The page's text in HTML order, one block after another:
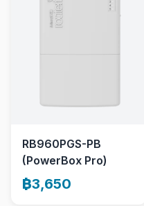
RB960PGS-PB
(PowerBox Pro)
฿3,650